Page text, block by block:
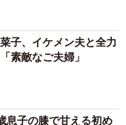
子、イケメン夫と全力
素敵なご夫婦」
子の膝で甘える初め